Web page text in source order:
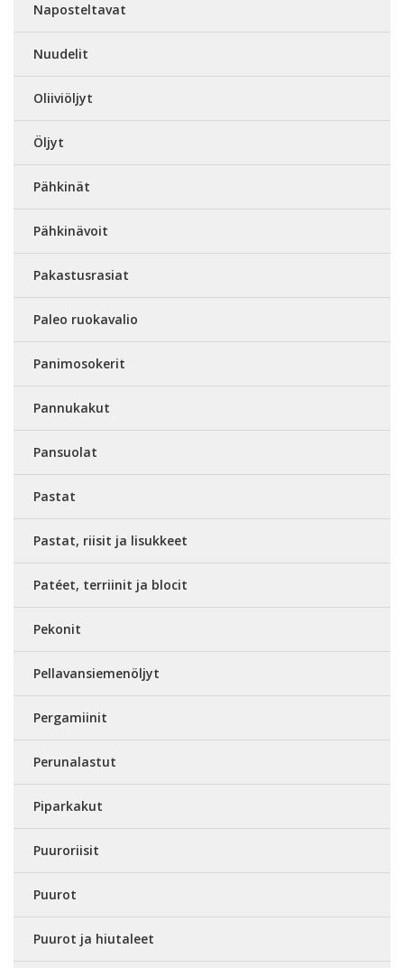
Naposteltavat
Nuudelit
Oliiviöljyt
Öljyt
Pähkinät
Pähkinävoit
Pakastusrasiat
Paleo ruokavalio
Panimosokerit
Pannukakut
Pansuolat
Pastat
Pastat, riisit ja lisukkeet
Patéet, terriinit ja blocit
Pekonit
Pellavansiemenöljyt
Pergamiinit
Perunalastut
Piparkakut
Puuroriisit
Puurot
Puurot ja hiutaleet